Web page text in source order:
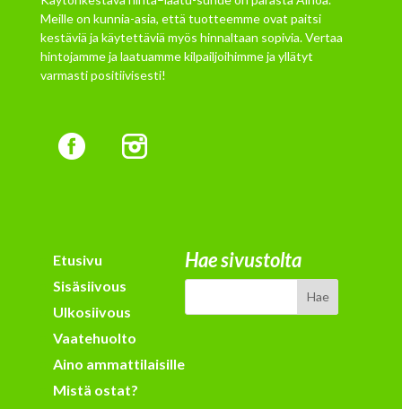
Meille on kunnia-asia, että tuotteemme ovat paitsi
kestäviä ja käytettäviä myös hinnaltaan sopivia. Vertaa
hintojamme ja laatuamme kilpailjoihimme ja yllätyt
varmasti positiivisesti!
Etusivu
Sisäsiivous
Ulkosiivous
Vaatehuolto
Aino ammattilaisille
Mistä ostat?
Hae sivustolta